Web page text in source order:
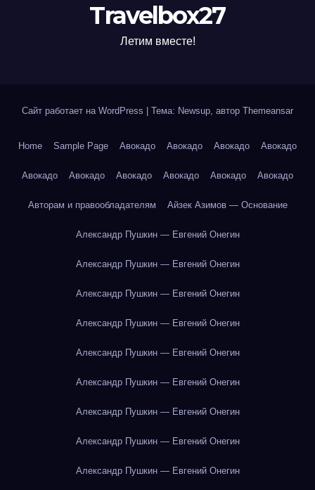
Travelbox27
Летим вместе!
Сайт работает на WordPress Тема: Newsup, автор Themeansar
Home Sample Page Авокадо Авокадо Авокадо Авокадо
Авокадо Авокадо Авокадо Авокадо Авокадо Авокадо
Авторам и правообладателям Айзек Азимов — Основание
Александр Пушкин — Евгений Онегин
Александр Пушкин — Евгений Онегин
Александр Пушкин — Евгений Онегин
Александр Пушкин — Евгений Онегин
Александр Пушкин — Евгений Онегин
Александр Пушкин — Евгений Онегин
Александр Пушкин — Евгений Онегин
Александр Пушкин — Евгений Онегин
Александр Пушкин — Евгений Онегин